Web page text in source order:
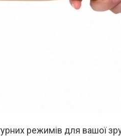
режимів для вашої